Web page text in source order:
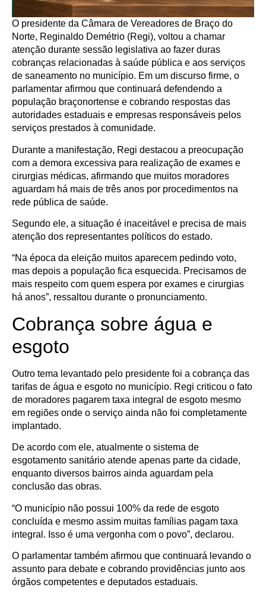
O presidente da Câmara de Vereadores de Braço do
Norte, Reginaldo Demétrio (Regi), voltou a chamar
atenção durante sessão legislativa ao fazer duras
cobranças relacionadas à saúde pública e aos serviços
de saneamento no município. Em um discurso firme, o
parlamentar afirmou que continuará defendendo a
população braçonortense e cobrando respostas das
autoridades estaduais e empresas responsáveis pelos
serviços prestados à comunidade.
Durante a manifestação, Regi destacou a preocupação
com a demora excessiva para realização de exames e
cirurgias médicas, afirmando que muitos moradores
aguardam há mais de três anos por procedimentos na
rede pública de saúde.
Segundo ele, a situação é inaceitável e precisa de mais
atenção dos representantes políticos do estado.
“Na época da eleição muitos aparecem pedindo voto,
mas depois a população fica esquecida. Precisamos de
mais respeito com quem espera por exames e cirurgias
há anos”, ressaltou durante o pronunciamento.
Cobrança sobre água e
esgoto
Outro tema levantado pelo presidente foi a cobrança das
tarifas de água e esgoto no município. Regi criticou o fato
de moradores pagarem taxa integral de esgoto mesmo
em regiões onde o serviço ainda não foi completamente
implantado.
De acordo com ele, atualmente o sistema de
esgotamento sanitário atende apenas parte da cidade,
enquanto diversos bairros ainda aguardam pela
conclusão das obras.
“O município não possui 100% da rede de esgoto
concluída e mesmo assim muitas famílias pagam taxa
integral. Isso é uma vergonha com o povo”, declarou.
O parlamentar também afirmou que continuará levando o
assunto para debate e cobrando providências junto aos
órgãos competentes e deputados estaduais.